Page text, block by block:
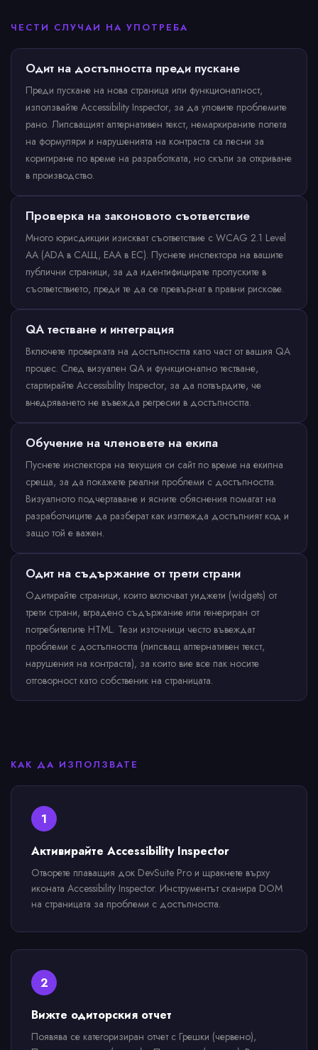
ЧЕСТИ СЛУЧАИ НА УПОТРЕБА
Одит на достъпността преди пускане
Преди пускане на нова страница или функционалност,
използвайте Accessibility Inspector, за да уловите проблемите
рано. Липсващият алтернативен текст, немаркираните полета
на формуляри и нарушенията на контраста са лесни за
коригиране по време на разработката, но скъпи за откриване
в производство.
Проверка на законовото съответствие
Много юрисдикции изискват съответствие с WCAG 2.1 Level
AA (ADA в САЩ, EAA в ЕС). Пуснете инспектора на вашите
публични страници, за да идентифицирате пропуските в
съответствието, преди те да се превърнат в правни рискове.
QA тестване и интеграция
Включете проверката на достъпността като част от вашия QA
процес. След визуален QA и функционално тестване,
стартирайте Accessibility Inspector, за да потвърдите, че
внедряването не въвежда регресии в достъпността.
Обучение на членовете на екипа
Пуснете инспектора на текущия си сайт по време на екипна
среща, за да покажете реални проблеми с достъпността.
Визуалното подчертаване и ясните обяснения помагат на
разработчиците да разберат как изглежда достъпният код и
защо той е важен.
Одит на съдържание от трети страни
Одитирайте страници, които включват уиджети (widgets) от
трети страни, вградено съдържание или генериран от
потребителите HTML. Тези източници често въвеждат
проблеми с достъпността (липсващ алтернативен текст,
нарушения на контраста), за които вие все пак носите
отговорност като собственик на страницата.
КАК ДА ИЗПОЛЗВАТЕ
1
Активирайте Accessibility Inspector
Отворете плаващия док DevSuite Pro и щракнете върху
иконата Accessibility Inspector. Инструментът сканира DOM
на страницата за проблеми с достъпността.
2
Вижте одиторския отчет
Появява се категоризиран отчет с Грешки (червено),